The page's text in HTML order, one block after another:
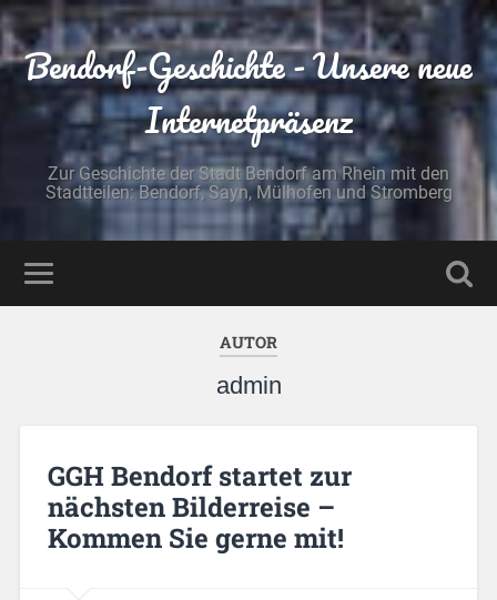
Bendorf-Geschichte - Unsere neue
Internetpräsenz
Zur Geschichte der Stadt Bendorf am Rhein mit den
Stadtteilen: Bendorf, Sayn, Mülhofen und Stromberg
AUTOR
admin
GGH Bendorf startet zur
nächsten Bilderreise –
Kommen Sie gerne mit!